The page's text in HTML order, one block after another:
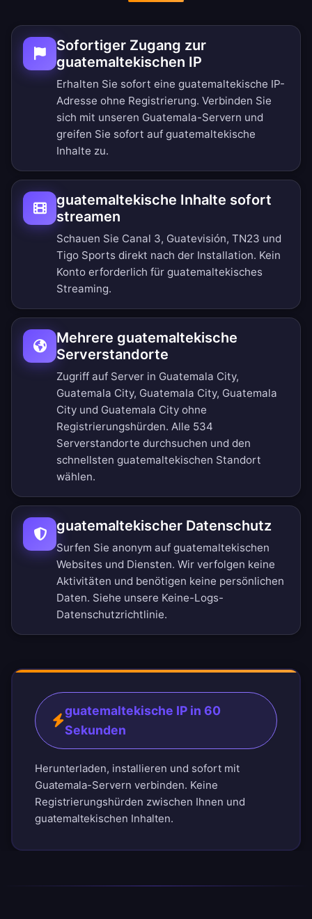
Sofortiger Zugang zur
guatemaltekischen IP
Erhalten Sie sofort eine guatemaltekische IP-
Adresse ohne Registrierung. Verbinden Sie
sich mit unseren Guatemala-Servern und
greifen Sie sofort auf guatemaltekische
Inhalte zu.
guatemaltekische Inhalte sofort
streamen
Schauen Sie Canal 3, Guatevisión, TN23 und
Tigo Sports direkt nach der Installation. Kein
Konto erforderlich für guatemaltekisches
Streaming.
Mehrere guatemaltekische
Serverstandorte
Zugriff auf Server in Guatemala City,
Guatemala City, Guatemala City, Guatemala
City und Guatemala City ohne
Registrierungshürden. Alle 534
Serverstandorte durchsuchen und den
schnellsten guatemaltekischen Standort
wählen.
guatemaltekischer Datenschutz
Surfen Sie anonym auf guatemaltekischen
Websites und Diensten. Wir verfolgen keine
Aktivitäten und benötigen keine persönlichen
Daten. Siehe unsere Keine-Logs-
Datenschutzrichtlinie.
guatemaltekische IP in 60
Sekunden
Herunterladen, installieren und sofort mit
Guatemala-Servern verbinden. Keine
Registrierungshürden zwischen Ihnen und
guatemaltekischen Inhalten.